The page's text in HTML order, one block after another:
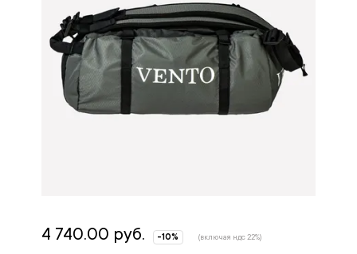
4 740.00 руб. -10% (включая ндс 22%)